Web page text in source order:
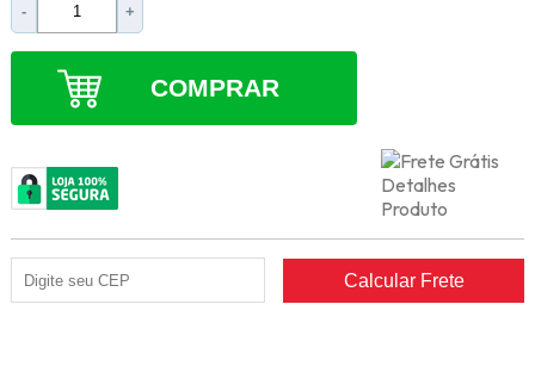
- +
COMPRAR